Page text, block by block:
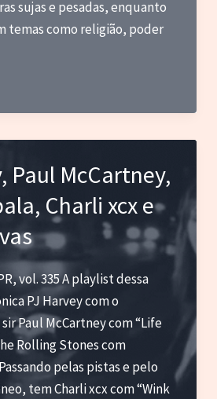
sujas e pesadas, enquanto
temas como religião, poder
Paul McCartney,
Charli xcx e
vol. 335 A playlist dessa
PJ Harvey com o
Paul McCartney com “Life
Rolling Stones com
pelas pistas e pelo
tem Charli xcx com “Wink